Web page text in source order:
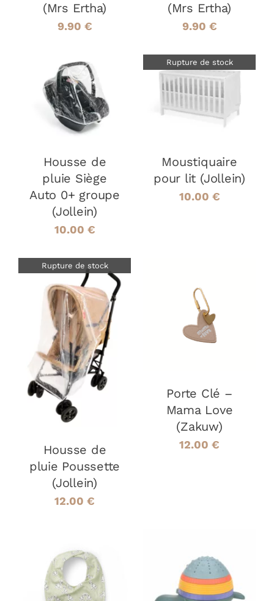
(Mrs Ertha)
9.90 €
(Mrs Ertha)
9.90 €
AJOUTER AU
PANIER
/
DÉTAILS
Housse de
pluie Siège
Auto 0+ groupe
(Jollein)
10.00 €
Rupture de stock
DÉTAILS
Moustiquaire
pour lit (Jollein)
10.00 €
Rupture de stock
DÉTAILS
Housse de
pluie Poussette
(Jollein)
12.00 €
AJOUTER AU
PANIER
/
DÉTAILS
Porte Clé –
Mama Love
(Zakuw)
12.00 €
AJOUTER AU
PANIER
/
AJOUTER AU
PANIER